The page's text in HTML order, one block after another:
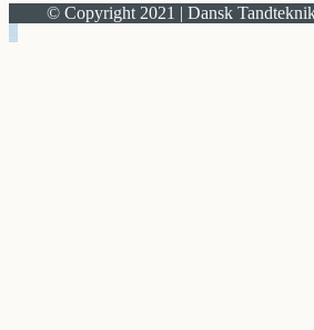
© Copyright 2021 | Dansk